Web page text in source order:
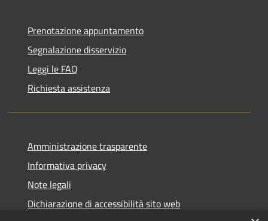
Prenotazione appuntamento
Segnalazione disservizio
Leggi le FAQ
Richiesta assistenza
Amministrazione trasparente
Informativa privacy
Note legali
Dichiarazione di accessibilità sito web